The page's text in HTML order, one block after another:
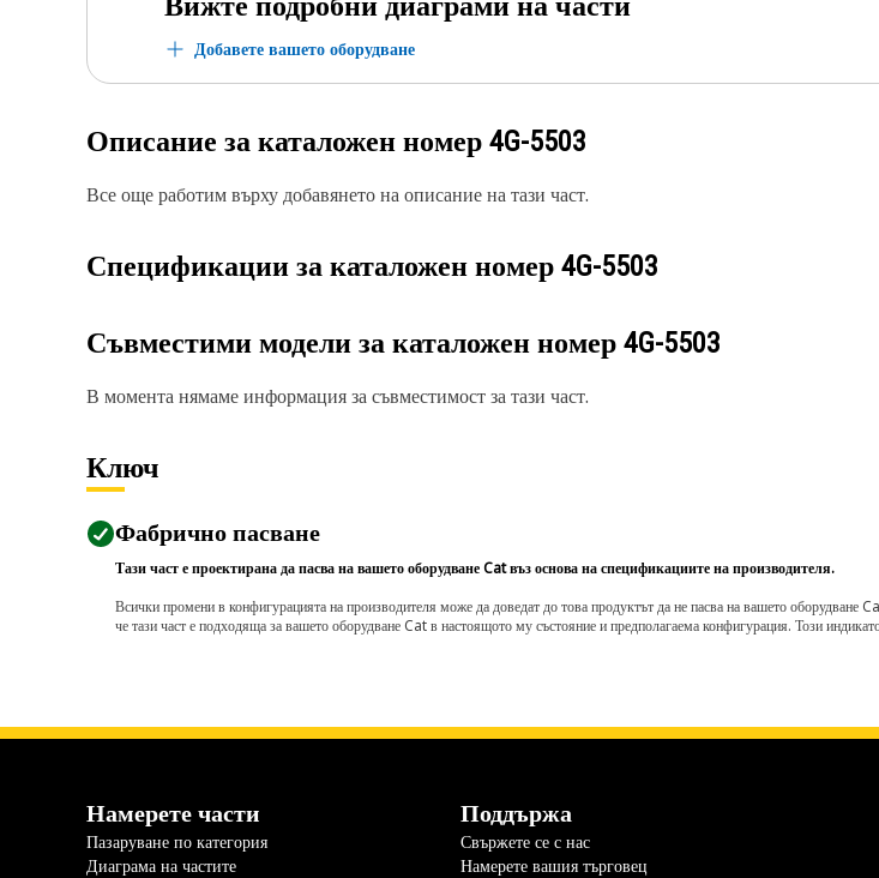
Добавете вашето оборудване
Описание за каталожен номер 4G-5503
Все още работим върху добавянето на описание на тази част.
Спецификации за каталожен номер 4G-5503
Съвместими модели за каталожен номер 4G-5503
В момента нямаме информация за съвместимост за тази част.
Ключ
Фабрично пасване
Тази част е проектирана да пасва на вашето оборудване Cat въз основа на спецификациите на производителя.
Всички промени в конфигурацията на производителя може да доведат до това продуктът да не пасва на вашето оборудване
че тази част е подходяща за вашето оборудване Cat в настоящото му състояние и предполагаема конфигурация. Този
Намерете части
Пазаруване по категория
Диаграма на частите
Поддържа
Свържете се с нас
Намерете вашия търговец